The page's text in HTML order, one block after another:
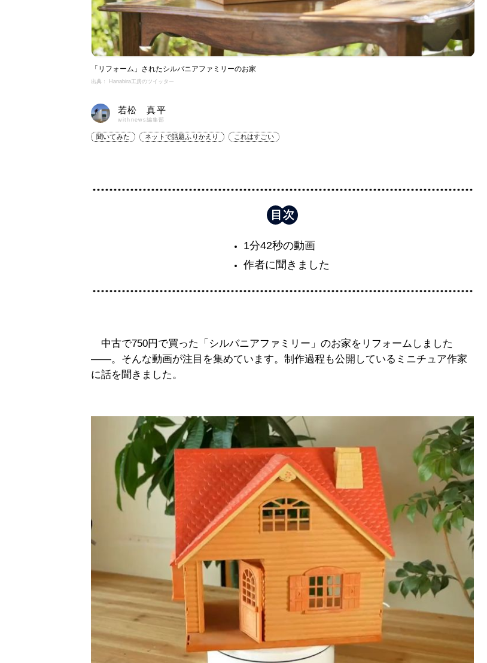
「リフォーム」されたシルバニアファミリーのお家
出典： Hanabira工房のツイッター
若松 真平
withnews編集部
聞いてみた ネットで話題ふりかえり これはすごい
1分42秒の動画
作者に聞きました
中古で750円で買った「シルバニアファミリー」のお家をリフォームしました
――。そんな動画が注目を集めています。制作過程も公開しているミニチュア作家
に話を聞きました。